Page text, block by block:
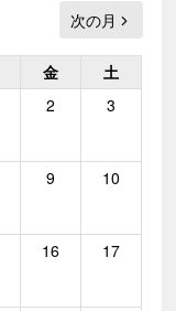
金
土
2 3
9 10
16 17